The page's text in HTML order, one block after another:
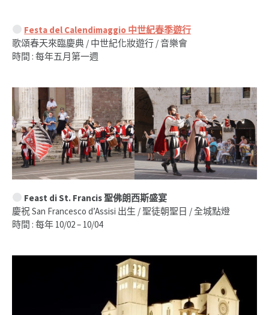
Festa del Calendimaggio 中世紀春季遊行
歌頌春天來臨慶典 / 中世紀化妝遊行 / 音樂會
時間 : 每年五月第一週
Feast di St. Francis 聖佛朗西斯盛宴
慶祝 San Francesco d’Assisi 出生 / 聖徒朝聖日 / 全城點燈
時間 : 每年 10/02 – 10/04